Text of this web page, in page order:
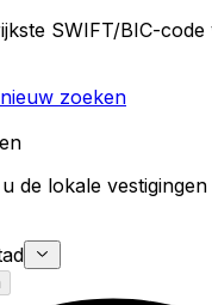
SWIFT/BIC-
zoeken
de lokale